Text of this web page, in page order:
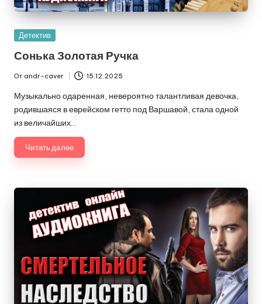
Опубликовано
Детектив
Сонька Золотая Ручка
Запись
от
От andr-caver 15.12.2025
Музыкально одаренная, невероятно талантливая девочка,
родившаяся в еврейском гетто под Варшавой, стала одной
из величайших…
Читать далее